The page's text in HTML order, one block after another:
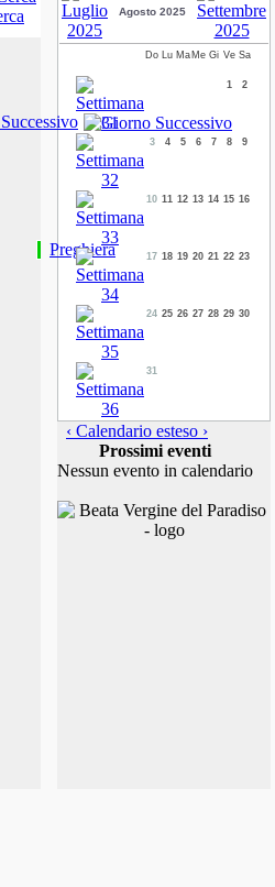
Preghiera
Agosto 2025
Do Lu Ma Me Gi Ve Sa
1 2
3 4 5 6 7 8 9
10 11 12 13 14 15 16
17 18 19 20 21 22 23
24 25 26 27 28 29 30
31
‹ Calendario esteso ›
Prossimi eventi
Nessun evento in calendario